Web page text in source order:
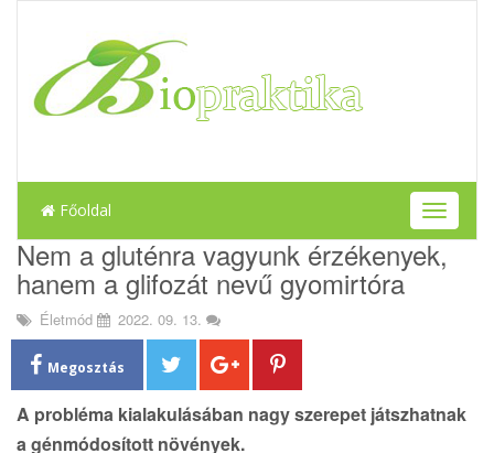
Főoldal
T
o
g
i
Nem a gluténra vagyunk érzékenyek,
hanem a glifozát nevű gyomirtóra
Életmód 2022. 09. 13.
Megosztás
A probléma kialakulásában nagy szerepet játszhatnak
a génmódosított növények.